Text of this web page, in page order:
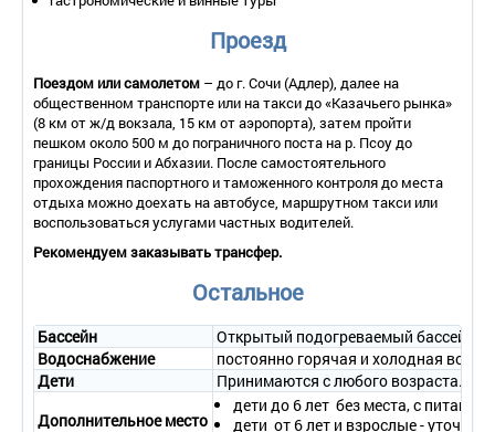
видом на бассейн и парковую зону).
• Количество основных мест – 2.
• Дополнительное место – 1.
• Площадь – 63 кв.м.
• Балкон – да, есть балкон с панорамным видом на бассейн и
парк, с мебелью для отдыха.
• Мебель – две односпальные или одна двуспальная кровать,
прикроватная тумбочка, туалетный столик с зеркалом,
тумбочка под телевизор, шкаф, мягкий диван или кресла, стол
и стулья.
• Оборудование – телевизор, холодильник, кондиционер,
сейф, мини-бар, телефон.
• Покрытие пола – ковровое покрытие.
фен, полотенца, косметические принадлежности, тапочки,
• Wi-Fi.
• При заселении в данный номер гостям предоставляется
сладкий комплимент от шеф-повара ресторана.
• Сервис:
- уборка номера – ежедневно;
Проезд
Поездом или самолетом – до г. Сочи (Адлер), далее на
общественном транспорте или на такси до «Казачьего рынка»
(8 км от ж/д вокзала, 15 км от аэропорта), затем пройти
пешком около 500 м до пограничного поста на р. Псоу до
границы России и Абхазии. После самостоятельного
прохождения паспортного и таможенного контроля до места
отдыха можно доехать на автобусе, маршрутном такси или
воспользоваться услугами частных водителей.
Рекомендуем заказывать трансфер.
Остальное
Бассейн
Открытый подогреваемый бассейн на
Водоснабжение
постоянно горячая и холодная вода
Дети
Принимаются с любого возраста. До
Дополнительное место
дети до 6 лет без места, с
дети от 6 лет и взрослые -